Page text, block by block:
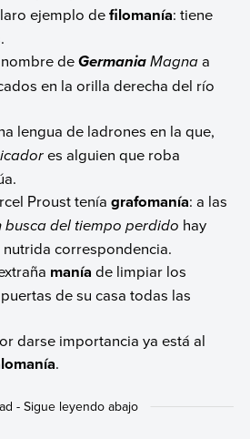
ejemplo defilomanía: tiene
deGermania Magnaa
en la orilla derecha del río
lengua de ladrones en la que,
es alguien que roba
Proust teníagrafomanía: a las
busca del tiempo perdido hay
correspondencia.
manía de limpiar los
de su casa todas las
darse importancia ya está al
.